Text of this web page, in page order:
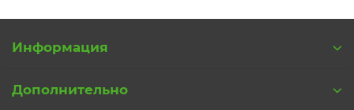
Информация
Дополнительно